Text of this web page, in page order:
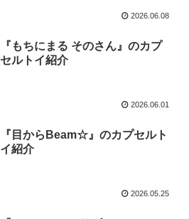
2026.06.08
『もちにまる そのさん』のカプ
セルトイ紹介
2026.06.01
『目からBeam☆』のカプセルト
イ紹介
2026.05.25